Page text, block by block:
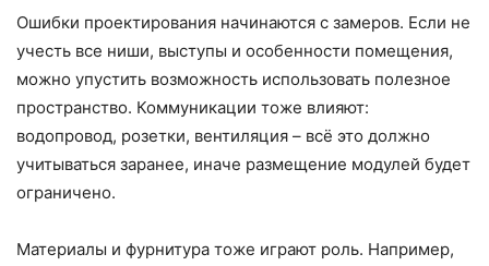
Ошибки проектирования начинаются с замеров. Если не
учесть все ниши, выступы и особенности помещения,
можно упустить возможность использовать полезное
пространство. Коммуникации тоже влияют:
водопровод, розетки, вентиляция – всё это должно
учитываться заранее, иначе размещение модулей будет
ограничено.
Материалы и фурнитура тоже играют роль. Например,